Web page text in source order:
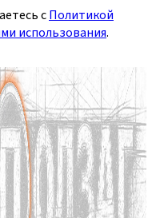
сПолитикой
использования.